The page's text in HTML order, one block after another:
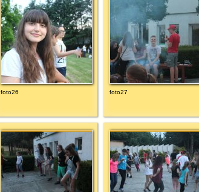
foto26 foto27